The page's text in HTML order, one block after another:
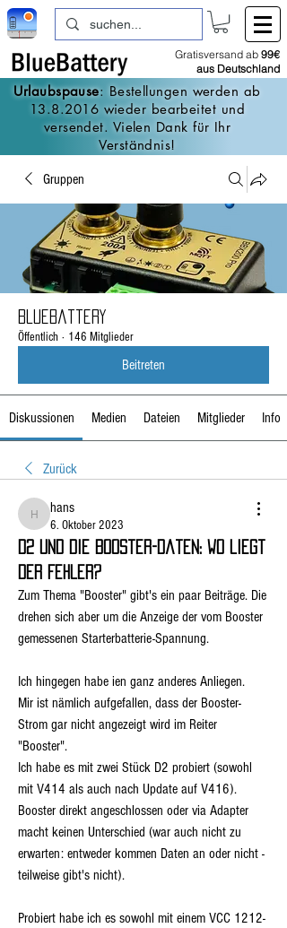
Gratisversand ab 99€
aus Deutschland
Urlaubspause: Bestellungen werden ab
13.8.2016 wieder bearbeitet und
versendet. Vielen Dank für Ihr
Verständnis!
Gruppen
BlueBattery
Öffentlich · 146 Mitglieder
Beitreten
Diskussionen Medien Dateien Mitglieder Info
Zurück
hans
hans
6. Oktober 2023
D2 und die Booster-Daten: wo liegt
der Fehler?
Zum Thema "Booster" gibt's ein paar Beiträge. Die
drehen sich aber um die Anzeige der vom Booster
gemessenen Starterbatterie-Spannung.
Ich hingegen habe ien ganz anderes Anliegen.
Mir ist nämlich aufgefallen, dass der Booster-
Strom gar nicht angezeigt wird im Reiter
"Booster".
Ich habe es mit zwei Stück D2 probiert (sowohl
mit V414 als auch nach Update auf V416).
Booster direkt angeschlossen oder via Adapter
macht keinen Unterschied (war auch nicht zu
erwarten: entweder kommen Daten an oder nicht -
teilweise gibt's nicht).
Probiert habe ich es sowohl mit einem VCC 1212-